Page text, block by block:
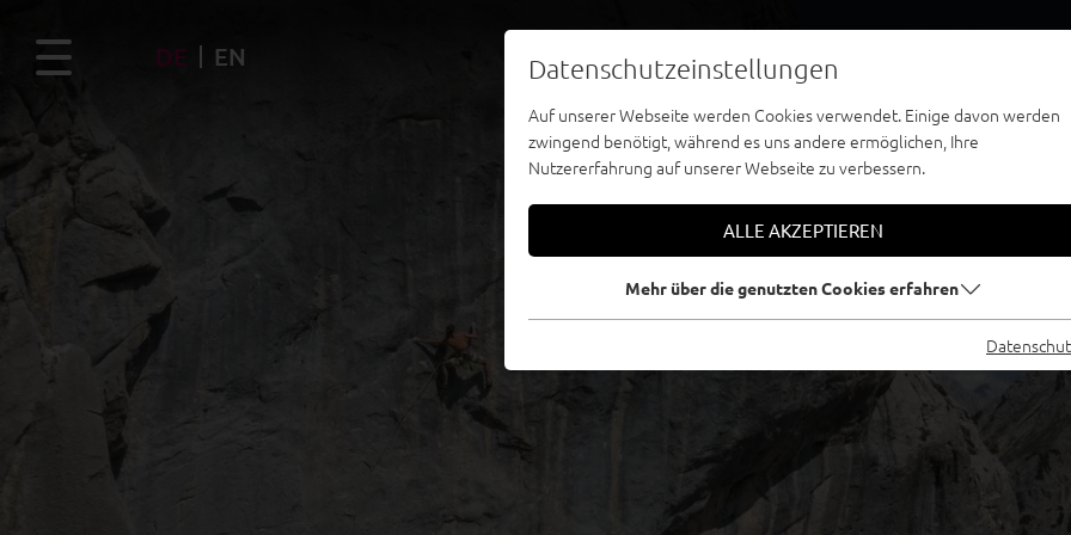
DE EN Datenschutzeinstellungen
Auf unserer Webseite werden Cookies verwendet. Einige davon werden
zwingend benötigt, während es uns andere ermöglichen, Ihre
Nutzererfahrung auf unserer Webseite zu verbessern.
ALLE AKZEPTIEREN
Mehr über die genutzten Cookies erfahren